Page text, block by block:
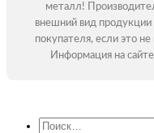
металл!
внешний вид продукции
покупателя, если это
Информация на
Искать: